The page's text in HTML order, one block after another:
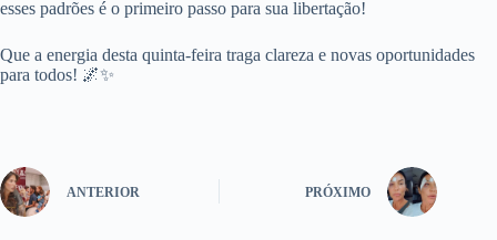
esses padrões é o primeiro passo para sua libertação!
Que a energia desta quinta-feira traga clareza e novas oportunidades
para todos! 🌌✨
ANTERIOR PRÓXIMO